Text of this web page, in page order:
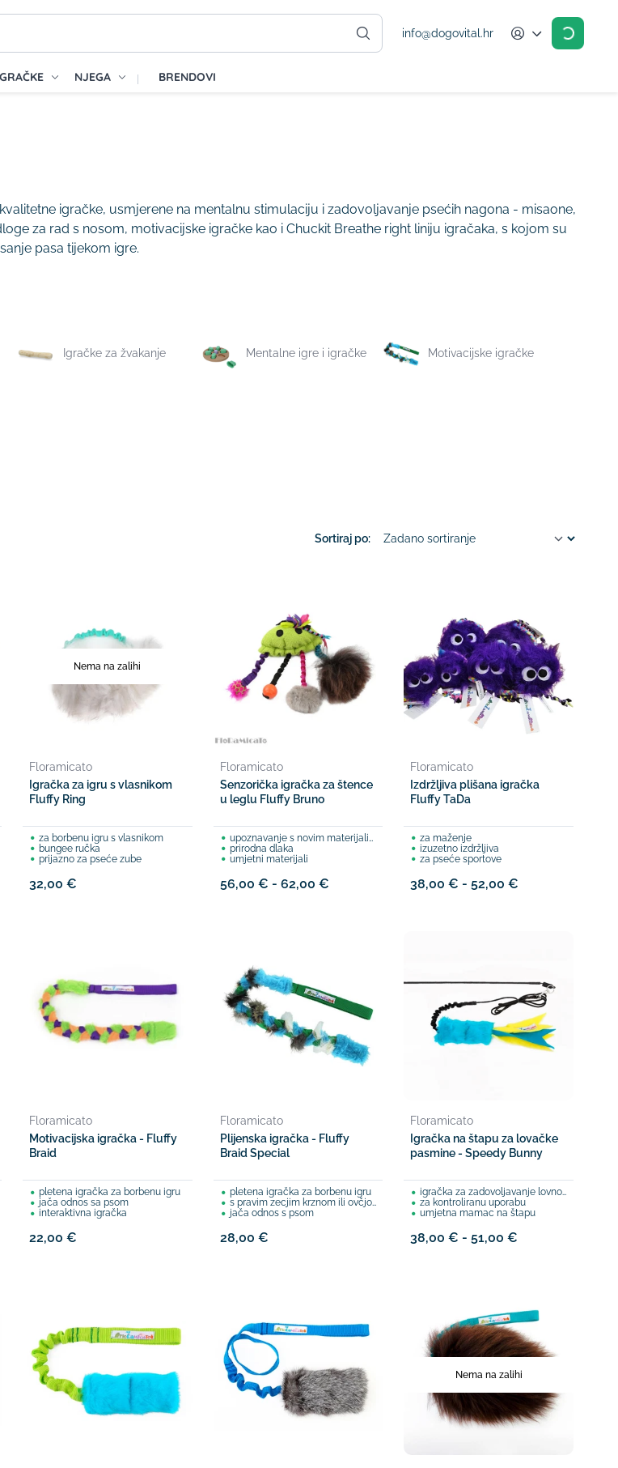
info@dogovital.hr Account
NJEGA BRENDOVI
igračke, usmjerene na mentalnu stimulaciju i zadovoljavanje psećih nagona - misaone,
za rad s nosom, motivacijske igračke kao i Chuckit Breathe right liniju igračaka, s kojom su
pasa tijekom igre.
Igračke za žvakanje Mentalne igre i igračke Motivacijske igračke
Sortiraj po:
Nema na zalihi
Floramicato
Igračka za igru s vlasnikom
Fluffy Ring
za borbenu igru s vlasnikom
bungee ručka
prijazno za pseće zube
32,00 €
Floramicato
Senzorička igračka za štence
u leglu Fluffy Bruno
upoznavanje s novim materijalima
prirodna dlaka
umjetni materijali
56,00 € - 62,00 €
Floramicato
Izdržljiva plišana igračka
Fluffy TaDa
za maženje
izuzetno izdržljiva
za pseće sportove
38,00 € - 52,00 €
Floramicato
Motivacijska igračka - Fluffy
Braid
pletena igračka za borbenu igru
jača odnos sa psom
interaktivna igračka
22,00 €
Floramicato
Plijenska igračka - Fluffy
Braid Special
pletena igračka za borbenu igru
s pravim zecjim krznom ili ovčjom vunom
jača odnos s psom
28,00 €
Floramicato
Igračka na štapu za lovačke
pasmine - Speedy Bunny
igračka za zadovoljavanje lovnog nagona
za kontroliranu uporabu
umjetna mamac na štapu
38,00 € - 51,00 €
Nema na zalihi